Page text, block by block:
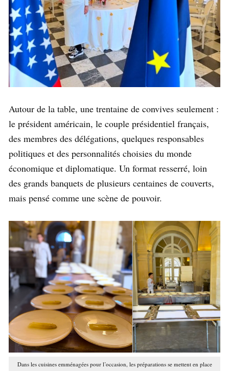
Autour de la table, une trentaine de convives seulement :
le président américain, le couple présidentiel français,
des membres des délégations, quelques responsables
politiques et des personnalités choisies du monde
économique et diplomatique. Un format resserré, loin
des grands banquets de plusieurs centaines de couverts,
mais pensé comme une scène de pouvoir.
Dans les cuisines emménagées pour l’occasion, les préparations se mettent en place